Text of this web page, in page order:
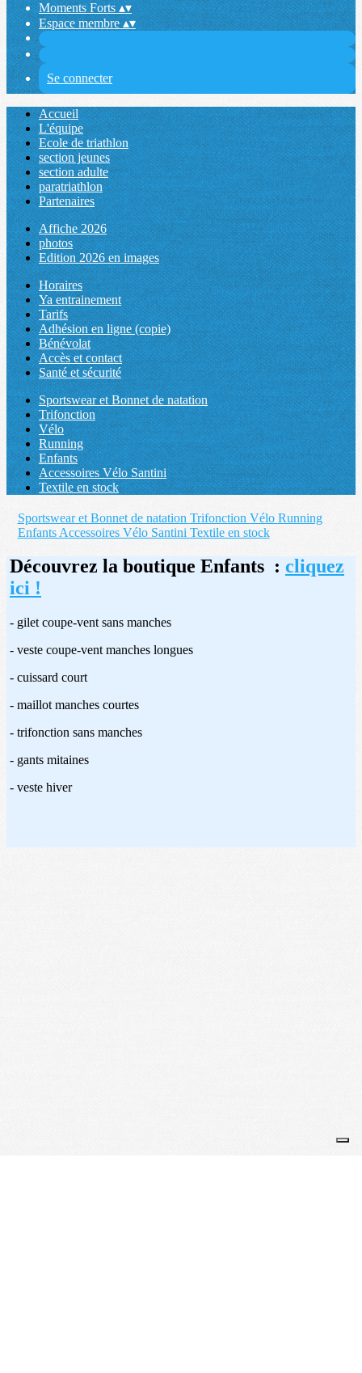
Moments Forts▴▾
Espace membre▴▾
Se connecter
Accueil
L'équipe
Ecole de triathlon
section jeunes
section adulte
paratriathlon
Partenaires
Affiche 2026
photos
Edition 2026 en images
Horaires
Ya entrainement
Tarifs
Adhésion en ligne (copie)
Bénévolat
Accès et contact
Santé et sécurité
Sportswear et Bonnet de natation
Trifonction
Vélo
Running
Enfants
Accessoires Vélo Santini
Textile en stock
Sportswear et Bonnet de natation Trifonction Vélo Running
Enfants Accessoires Vélo Santini Textile en stock
Découvrez la boutique Enfants : cliquez
ici !
- gilet coupe-vent sans manches
- veste coupe-vent manches longues
- cuissard court
- maillot manches courtes
- trifonction sans manches
- gants mitaines
- veste hiver